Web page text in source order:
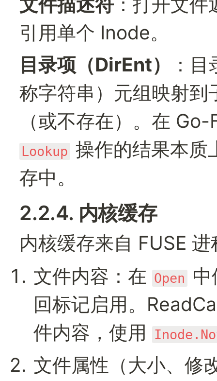
引用单个 Inode。
目录项（DirEnt）
：
称字符串）元组映射
Lookup 操作的结果本质
存中。
2.2.4. 内核缓存
内核缓存来自 FUSE
文件内容：在 Open
回标记启用。
件内容，使用